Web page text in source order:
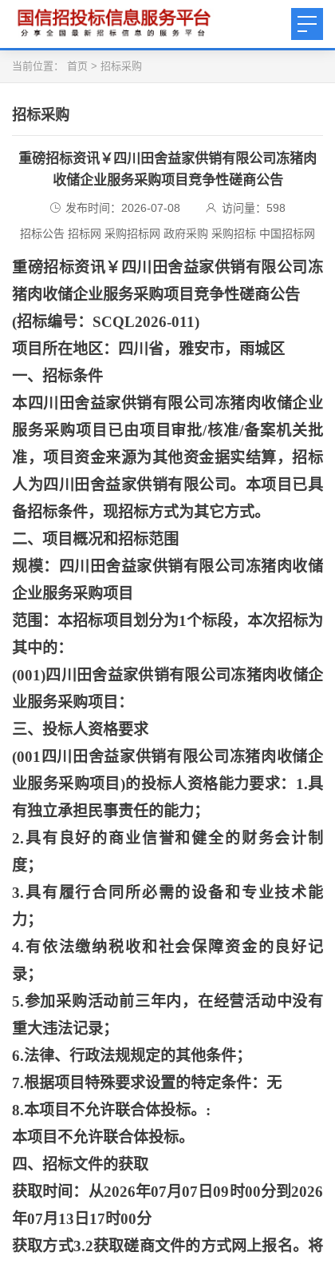
当前位置： 首页 > 招标采购
招标采购
重磅招标资讯￥四川田舍益家供销有限公司冻猪肉
收储企业服务采购项目竞争性磋商公告
发布时间：2026-07-08 访问量： 598
招标公告 招标网 采购招标网 政府采购 采购招标 中国招标网
重磅招标资讯￥四川田舍益家供销有限公司冻
猪肉收储企业服务采购项目竞争性磋商公告
(招标编号：SCQL2026-011)
项目所在地区：四川省，雅安市，雨城区
一、招标条件
本四川田舍益家供销有限公司冻猪肉收储企业
服务采购项目已由项目审批/核准/备案机关批
准，项目资金来源为其他资金据实结算，招标
人为四川田舍益家供销有限公司。本项目已具
备招标条件，现招标方式为其它方式。
二、项目概况和招标范围
规模：四川田舍益家供销有限公司冻猪肉收储
企业服务采购项目
范围：本招标项目划分为1个标段，本次招标为
其中的：
(001)四川田舍益家供销有限公司冻猪肉收储企
业服务采购项目：
三、投标人资格要求
(001四川田舍益家供销有限公司冻猪肉收储企
业服务采购项目)的投标人资格能力要求：1.具
有独立承担民事责任的能力；
2.具有良好的商业信誉和健全的财务会计制
度；
3.具有履行合同所必需的设备和专业技术能
力；
4.有依法缴纳税收和社会保障资金的良好记
录；
5.参加采购活动前三年内，在经营活动中没有
重大违法记录；
6.法律、行政法规规定的其他条件；
7.根据项目特殊要求设置的特定条件：无
8.本项目不允许联合体投标。:
本项目不允许联合体投标。
四、招标文件的获取
获取时间：从2026年07月07日09时00分到2026
年07月13日17时00分
获取方式3.2获取磋商文件的方式网上报名。将